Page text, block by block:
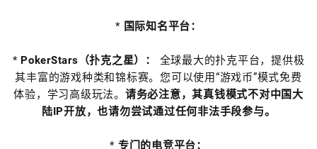
* 国际知名平台：
* PokerStars（扑克之星）：
全球最大的扑克平台，提供极
其丰富的游戏种类和锦标赛。您可以使用“游戏币”模式免费
体验，学习高级玩法。 请务必注意，其真钱模式不对中国大
陆IP开放，也请勿尝试通过任何非法手段参与。
* 专门的电竞平台：